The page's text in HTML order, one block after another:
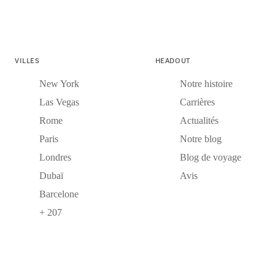
VILLES
New York
Las Vegas
Rome
Paris
Londres
Dubaï
Barcelone
+ 207
HEADOUT
Notre histoire
Carrières
Actualités
Notre blog
Blog de voyage
Avis